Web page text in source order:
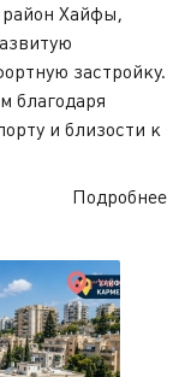
Хайфы,
застройку.
благодаря
и близости к
Подробнее